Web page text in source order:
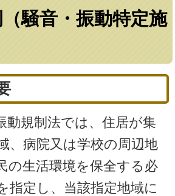
騒音・振動特定施
動規制法では、住居が集
、病院又は学校の周辺地
の生活環境を保全する必
指定し、当該指定地域に